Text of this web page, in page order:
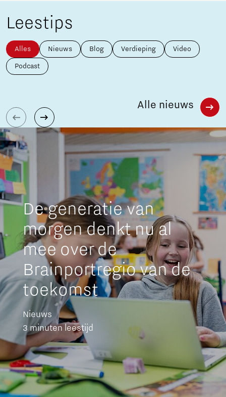
Leestips
Alles Nieuws Blog Verdieping Video
Podcast
De generatie van
morgen denkt nu al
mee over de
Brainportregio van de
toekomst
Nieuws
3 minuten leestijd
Alle nieuws